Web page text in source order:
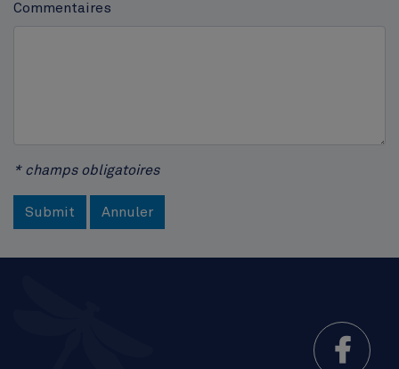
Commentaires
* champs obligatoires
Submit Annuler